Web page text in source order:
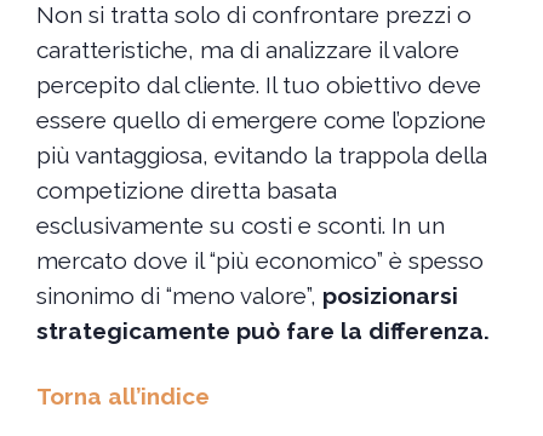
Non si tratta solo di confrontare prezzi o
caratteristiche, ma di analizzare il valore
percepito dal cliente. Il tuo obiettivo deve
essere quello di emergere come l’opzione
più vantaggiosa, evitando la trappola della
competizione diretta basata
esclusivamente su costi e sconti. In un
mercato dove il “più economico” è spesso
sinonimo di “meno valore”, posizionarsi
strategicamente può fare la differenza.
Torna all’indice